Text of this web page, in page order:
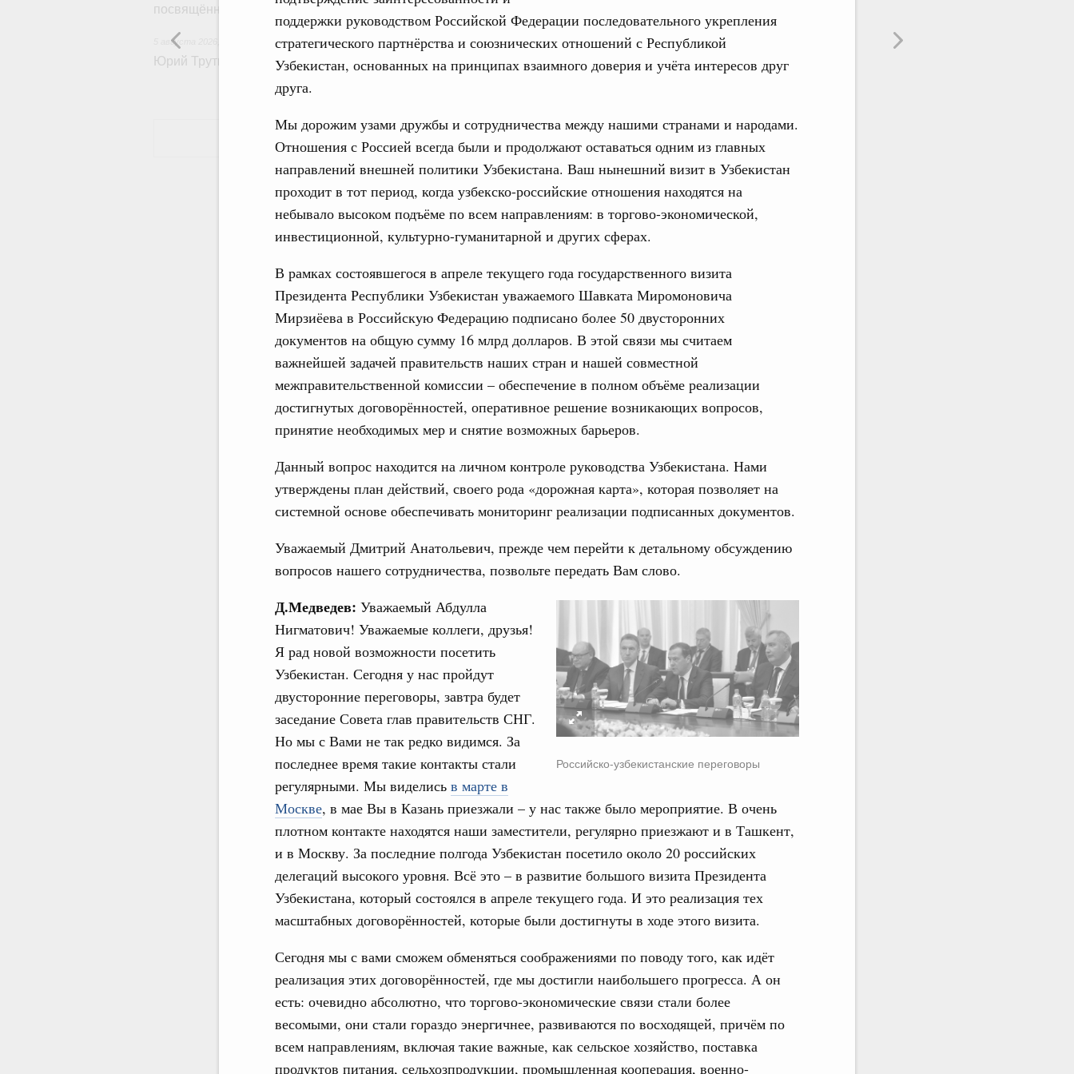
поддержки руководством Российской Федерации последовательного укрепления
стратегического партнёрства и союзнических отношений с Республикой
Узбекистан, основанных на принципах взаимного доверия и учёта интересов друг
друга.
Мы дорожим узами дружбы и сотрудничества между нашими странами и народами.
Отношения с Россией всегда были и продолжают оставаться одним из главных
направлений внешней политики Узбекистана. Ваш нынешний визит в Узбекистан
проходит в тот период, когда узбекско-российские отношения находятся на
небывало высоком подъёме по всем направлениям: в торгово-экономической,
инвестиционной, культурно-гуманитарной и других сферах.
В рамках состоявшегося в апреле текущего года государственного визита
Президента Республики Узбекистан уважаемого Шавката Миромоновича
Мирзиёева в Российскую Федерацию подписано более 50 двусторонних
документов на общую сумму 16 млрд долларов. В этой связи мы считаем
важнейшей задачей правительств наших стран и нашей совместной
межправительственной комиссии – обеспечение в полном объёме реализации
достигнутых договорённостей, оперативное решение возникающих вопросов,
принятие необходимых мер и снятие возможных барьеров.
Данный вопрос находится на личном контроле руководства Узбекистана. Нами
утверждены план действий, своего рода «дорожная карта», которая позволяет на
системной основе обеспечивать мониторинг реализации подписанных документов.
Уважаемый Дмитрий Анатольевич, прежде чем перейти к детальному обсуждению
вопросов нашего сотрудничества, позвольте передать Вам слово.
Российско-узбекистанские переговоры
Д.Медведев: Уважаемый Абдулла
Нигматович! Уважаемые коллеги, друзья!
Я рад новой возможности посетить
Узбекистан. Сегодня у нас пройдут
двусторонние переговоры, завтра будет
заседание Совета глав правительств СНГ.
Но мы с Вами не так редко видимся. За
последнее время такие контакты стали
регулярными. Мы виделись в марте в
Москве, в мае Вы в Казань приезжали – у нас также было мероприятие. В очень
плотном контакте находятся наши заместители, регулярно приезжают и в Ташкент,
и в Москву. За последние полгода Узбекистан посетило около 20 российских
делегаций высокого уровня. Всё это – в развитие большого визита Президента
Узбекистана, который состоялся в апреле текущего года. И это реализация тех
масштабных договорённостей, которые были достигнуты в ходе этого визита.
Сегодня мы с вами сможем обменяться соображениями по поводу того, как идёт
реализация этих договорённостей, где мы достигли наибольшего прогресса. А он
есть: очевидно абсолютно, что торгово-экономические связи стали более
весомыми, они стали гораздо энергичнее, развиваются по восходящей, причём по
всем направлениям, включая такие важные, как сельское хозяйство, поставка
продуктов питания, сельхозпродукции, промышленная кооперация, военно-
посвящённой повышению производительности труда
5 августа 2026 Общие вопросы развития ДФО
Юрий Трутнев: Опубликована программа Спортивных игр ВЭФ-2026
Показать еще